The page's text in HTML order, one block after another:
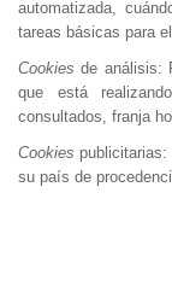
automatizada,
tareas básicas para
Cookies de análisis:
que está
consultados, franja
Cookies
su país de